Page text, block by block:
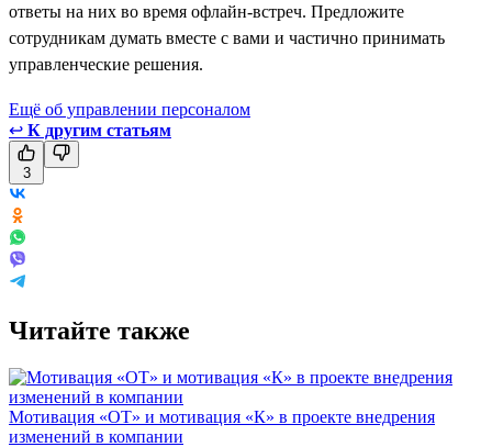
ответы на них во время офлайн-встреч. Предложите
сотрудникам думать вместе с вами и частично принимать
управленческие решения.
Ещё об управлении персоналом
↩ К другим статьям
3
Читайте также
Мотивация «ОТ» и мотивация «К» в проекте внедрения
изменений в компании